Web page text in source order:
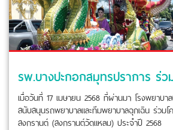
เมื่อวันที่ 17 เมษายน 2568 ที่ผ่านมา โรงพยาบา
สนับสนุนรถพยาบาลและทีมพยาบาลฉุกเฉิน ร่วม
สงกรานต์ (สงกรานต์วัดแหลม) ประจำปี 2568